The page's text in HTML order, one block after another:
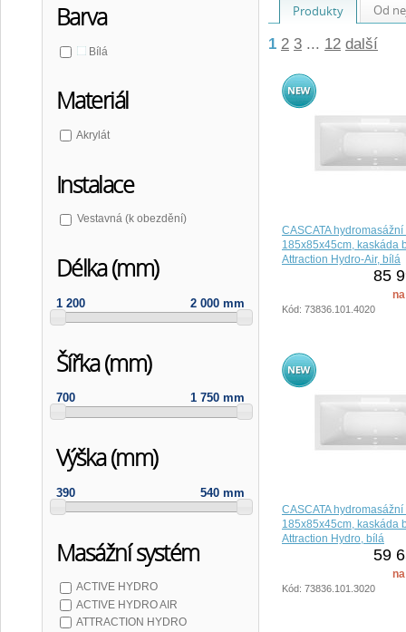
Barva
Bílá
Materiál
Akrylát
Instalace
Vestavná (k obezdění)
Délka (mm)
1 200 2 000 mm
Šířka (mm)
700 1 750 mm
Výška (mm)
390 540 mm
Masážní systém
ACTIVE HYDRO
ACTIVE HYDRO AIR
ATTRACTION HYDRO
Produkty Od
1 2 3 ... 12 další
CASCATA
185x85x45cm, kaskáda
Attraction Hydro-Air, bílá
85
Kód: 73836.101.4020
CASCATA
185x85x45cm, kaskáda
Attraction Hydro, bílá
59
Kód: 73836.101.3020